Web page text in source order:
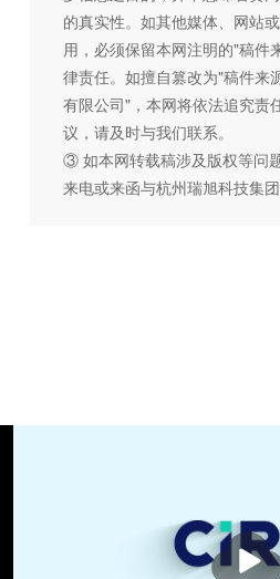
的真实性。如其他媒体、网站
用，必须保留本网注明的"稿件
律责任。如擅自篡改为"稿件来
有限公司"，本网将依法追究责
议，请及时与我们联系。
③ 如本网转载稿涉及版权等问
来电或来函与杭州瑞旭科技集团
播
放